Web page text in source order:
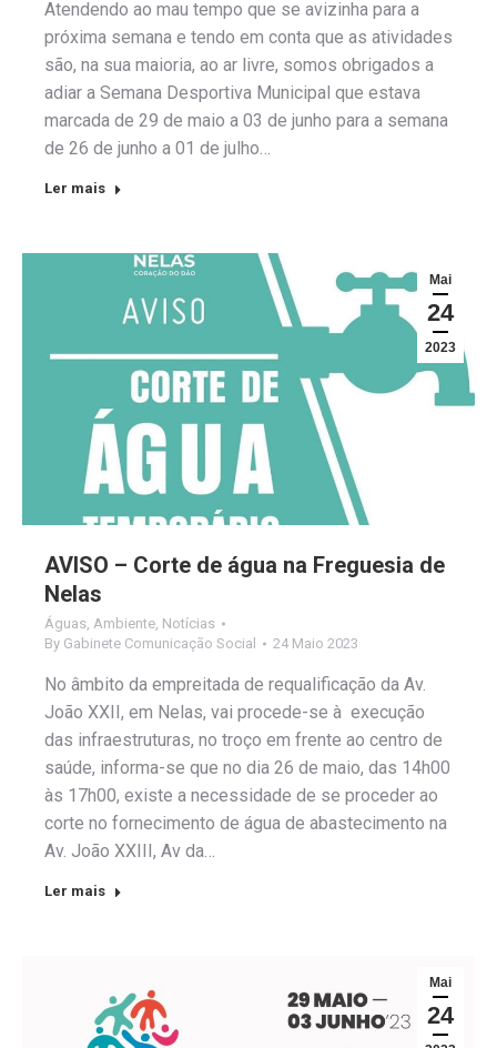
Atendendo ao mau tempo que se avizinha para a
próxima semana e tendo em conta que as atividades
são, na sua maioria, ao ar livre, somos obrigados a
adiar a Semana Desportiva Municipal que estava
marcada de 29 de maio a 03 de junho para a semana
de 26 de junho a 01 de julho…
Ler mais
Mai
24
2023
AVISO – Corte de água na Freguesia de
Nelas
Águas, Ambiente, Notícias
By Gabinete Comunicação Social 24 Maio 2023
No âmbito da empreitada de requalificação da Av.
João XXII, em Nelas, vai procede-se à execução
das infraestruturas, no troço em frente ao centro de
saúde, informa-se que no dia 26 de maio, das 14h00
às 17h00, existe a necessidade de se proceder ao
corte no fornecimento de água de abastecimento na
Av. João XXIII, Av da…
Ler mais
Mai
24